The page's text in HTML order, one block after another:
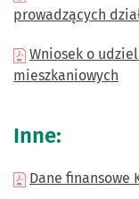
prowadzących
Wniosek o
mieszkaniowych
Inne:
Dane finansowe